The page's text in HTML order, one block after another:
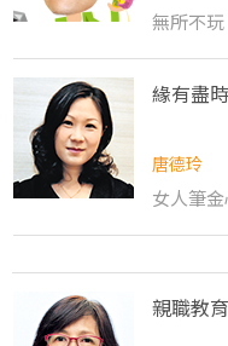
無所不玩
緣有盡
唐德玲
女人筆金
親職教